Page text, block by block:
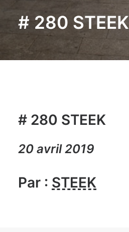
# 280 STEEK
# 280 STEEK
20 avril 2019
Par : STEEK